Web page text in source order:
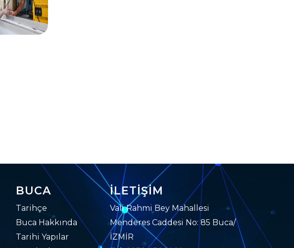
BUCA
Tarihçe
Buca Hakkında
Tarihi Yapılar
İLETIŞIM
Vali Rahmi Bey Mahallesi
Menderes Caddesi No: 85 Buca/
İZMİR